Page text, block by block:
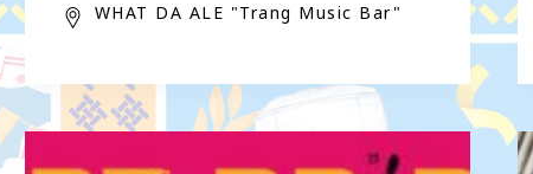
WHAT DA ALE "Trang Music Bar"